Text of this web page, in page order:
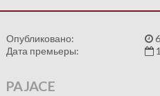
Опубликовано:
Дата премьеры:
PAJACE